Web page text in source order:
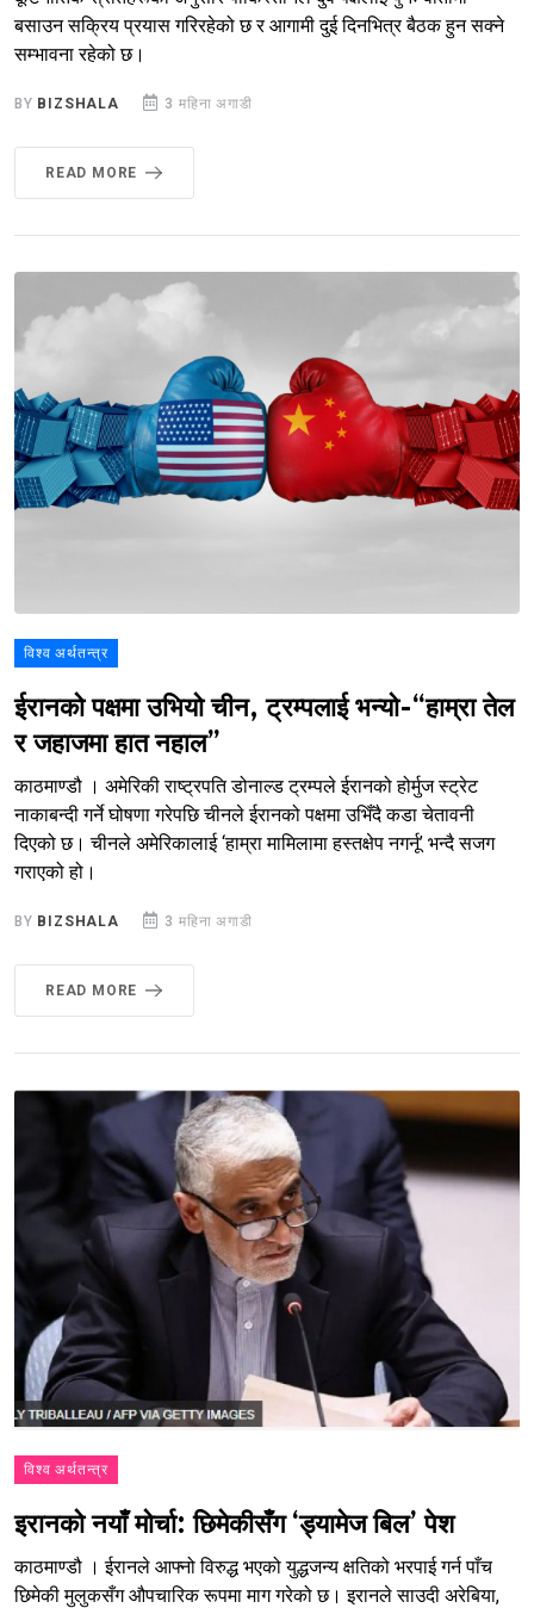
बसाउन सक्रिय प्रयास गरिरहेको छ र आगामी दुई दिनभित्र बैठक हुन सक्ने
सम्भावना रहेको छ।
BY BIZSHALA 3 महिना अगाडी
READ MORE
विश्व अर्थतन्त्र
ईरानको पक्षमा उभियो चीन, ट्रम्पलाई भन्यो-“हाम्रा तेल
र जहाजमा हात नहाल”
काठमाण्डौ । अमेरिकी राष्ट्रपति डोनाल्ड ट्रम्पले ईरानको होर्मुज स्ट्रेट
नाकाबन्दी गर्ने घोषणा गरेपछि चीनले ईरानको पक्षमा उभिँदै कडा चेतावनी
दिएको छ। चीनले अमेरिकालाई ‘हाम्रा मामिलामा हस्तक्षेप नगर्नू’ भन्दै सजग
गराएको हो।
BY BIZSHALA 3 महिना अगाडी
READ MORE
विश्व अर्थतन्त्र
इरानको नयाँ मोर्चा: छिमेकीसँग ‘ड्यामेज बिल’ पेश
काठमाण्डौ । ईरानले आफ्नो विरुद्ध भएको युद्धजन्य क्षतिको भरपाई गर्न पाँच
छिमेकी मुलुकसँग औपचारिक रूपमा माग गरेको छ। इरानले साउदी अरेबिया,